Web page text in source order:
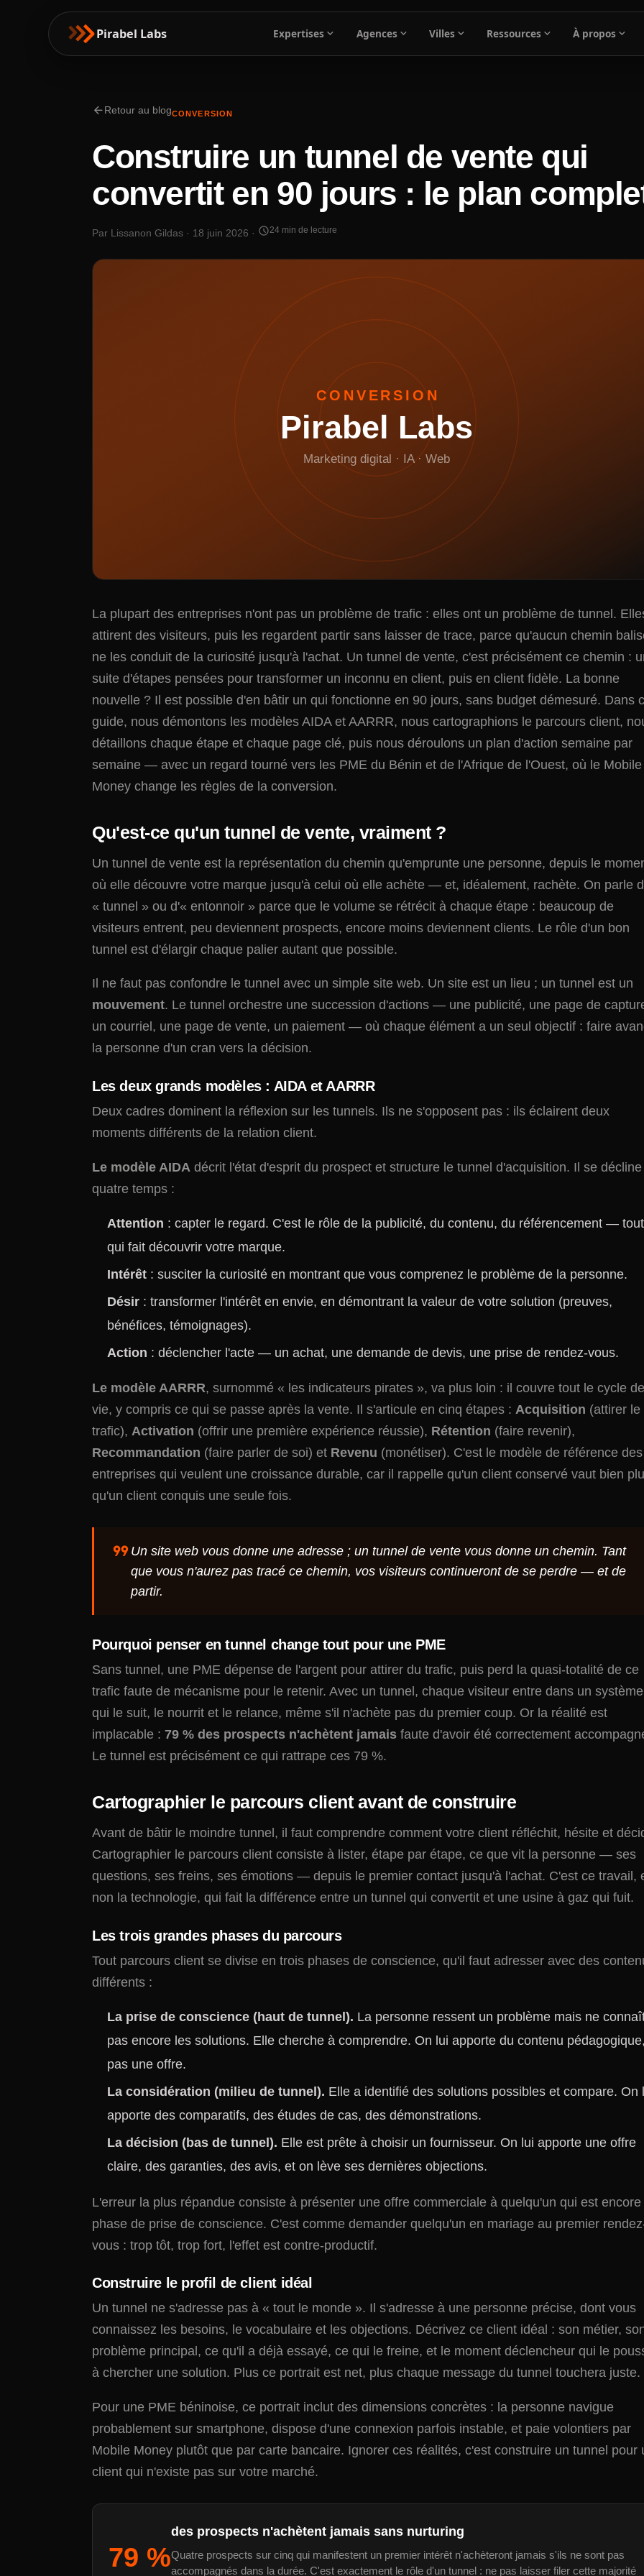
Pirabel Labs Expertises expand_more Agences expand_more Villes expand_more Ressources expand_more À propos expand_more
arrow_backRetour au blogCONVERSION
Construire un tunnel de vente qui
convertit en 90 jours : le plan
Par Lissanon Gildas · 18 juin 2026 · schedule24 min de lecture
CONVERSION
Pirabel Labs
Marketing digital · IA · Web
La plupart des entreprises n'ont pas un problème de trafic : elles ont un problème de tunnel.
attirent des visiteurs, puis les regardent partir sans laisser de trace, parce qu'aucun chemin
ne les conduit de la curiosité jusqu'à l'achat. Un tunnel de vente, c'est précisément ce chemin :
suite d'étapes pensées pour transformer un inconnu en client, puis en client fidèle. La bonne
nouvelle ? Il est possible d'en bâtir un qui fonctionne en 90 jours, sans budget démesuré. Dans
guide, nous démontons les modèles AIDA et AARRR, nous cartographions le parcours client,
détaillons chaque étape et chaque page clé, puis nous déroulons un plan d'action semaine par
semaine — avec un regard tourné vers les PME du Bénin et de l'Afrique de l'Ouest, où le Mobile
Money change les règles de la conversion.
Qu'est-ce qu'un tunnel de vente, vraiment ?
Un tunnel de vente est la représentation du chemin qu'emprunte une personne, depuis le
où elle découvre votre marque jusqu'à celui où elle achète — et, idéalement, rachète. On parle
« tunnel » ou d'« entonnoir » parce que le volume se rétrécit à chaque étape : beaucoup de
visiteurs entrent, peu deviennent prospects, encore moins deviennent clients. Le rôle d'un bon
tunnel est d'élargir chaque palier autant que possible.
Il ne faut pas confondre le tunnel avec un simple site web. Un site est un lieu ; un tunnel est un
mouvement. Le tunnel orchestre une succession d'actions — une publicité, une page de
un courriel, une page de vente, un paiement — où chaque élément a un seul objectif : faire
la personne d'un cran vers la décision.
Les deux grands modèles : AIDA et AARRR
Deux cadres dominent la réflexion sur les tunnels. Ils ne s'opposent pas : ils éclairent deux
moments différents de la relation client.
Le modèle AIDA décrit l'état d'esprit du prospect et structure le tunnel d'acquisition. Il se
quatre temps :
Attention : capter le regard. C'est le rôle de la publicité, du contenu, du référencement —
qui fait découvrir votre marque.
Intérêt: susciter la curiosité en montrant que vous comprenez le problème de la personne.
Désir: transformer l'intérêt en envie, en démontrant la valeur de votre solution (preuves,
bénéfices, témoignages).
Action : déclencher l'acte — un achat, une demande de devis, une prise de rendez-vous.
Le modèle AARRR, surnommé « les indicateurs pirates », va plus loin : il couvre tout le cycle de
vie, y compris ce qui se passe après la vente. Il s'articule en cinq étapes : Acquisition (attirer le
trafic), Activation (offrir une première expérience réussie), Rétention (faire revenir),
Recommandation (faire parler de soi) et Revenu (monétiser). C'est le modèle de référence des
entreprises qui veulent une croissance durable, car il rappelle qu'un client conservé vaut bien
qu'un client conquis une seule fois.
format_quote Un site web vous donne une adresse ; un tunnel de vente vous donne un chemin. Tant
que vous n'aurez pas tracé ce chemin, vos visiteurs continueront de se perdre — et de
partir.
Pourquoi penser en tunnel change tout pour une PME
Sans tunnel, une PME dépense de l'argent pour attirer du trafic, puis perd la quasi-totalité de ce
trafic faute de mécanisme pour le retenir. Avec un tunnel, chaque visiteur entre dans un système
qui le suit, le nourrit et le relance, même s'il n'achète pas du premier coup. Or la réalité est
implacable : 79 % des prospects n'achètent jamais faute d'avoir été correctement
Le tunnel est précisément ce qui rattrape ces 79 %.
Cartographier le parcours client avant de construire
Avant de bâtir le moindre tunnel, il faut comprendre comment votre client réfléchit, hésite et
Cartographier le parcours client consiste à lister, étape par étape, ce que vit la personne — ses
questions, ses freins, ses émotions — depuis le premier contact jusqu'à l'achat. C'est ce travail,
non la technologie, qui fait la différence entre un tunnel qui convertit et une usine à gaz qui fuit.
Les trois grandes phases du parcours
Tout parcours client se divise en trois phases de conscience, qu'il faut adresser avec des
différents :
La prise de conscience (haut de tunnel). La personne ressent un problème mais ne
pas encore les solutions. Elle cherche à comprendre. On lui apporte du contenu
pas une offre.
La considération (milieu de tunnel). Elle a identifié des solutions possibles et compare. On
apporte des comparatifs, des études de cas, des démonstrations.
La décision (bas de tunnel). Elle est prête à choisir un fournisseur. On lui apporte une offre
claire, des garanties, des avis, et on lève ses dernières objections.
L'erreur la plus répandue consiste à présenter une offre commerciale à quelqu'un qui est encore
phase de prise de conscience. C'est comme demander quelqu'un en mariage au premier
vous : trop tôt, trop fort, l'effet est contre-productif.
Construire le profil de client idéal
Un tunnel ne s'adresse pas à « tout le monde ». Il s'adresse à une personne précise, dont vous
connaissez les besoins, le vocabulaire et les objections. Décrivez ce client idéal : son métier,
problème principal, ce qu'il a déjà essayé, ce qui le freine, et le moment déclencheur qui le
à chercher une solution. Plus ce portrait est net, plus chaque message du tunnel touchera juste.
Pour une PME béninoise, ce portrait inclut des dimensions concrètes : la personne navigue
probablement sur smartphone, dispose d'une connexion parfois instable, et paie volontiers par
Mobile Money plutôt que par carte bancaire. Ignorer ces réalités, c'est construire un tunnel pour
client qui n'existe pas sur votre marché.
79 %
des prospects n'achètent jamais sans nurturing
Quatre prospects sur cinq qui manifestent un premier intérêt n'achèteront jamais s'ils ne sont pas
accompagnés dans la durée. C'est exactement le rôle d'un tunnel : ne pas laisser filer cette majorité